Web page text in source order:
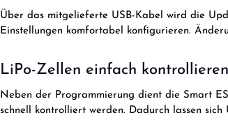
Über das mitgelieferte USB-Kabel wird die
Einstellungen komfortabel konfigurieren.
LiPo-Zellen einfach kontrollieren
Neben der Programmierung dient die Smart
schnell kontrolliert werden. Dadurch lassen